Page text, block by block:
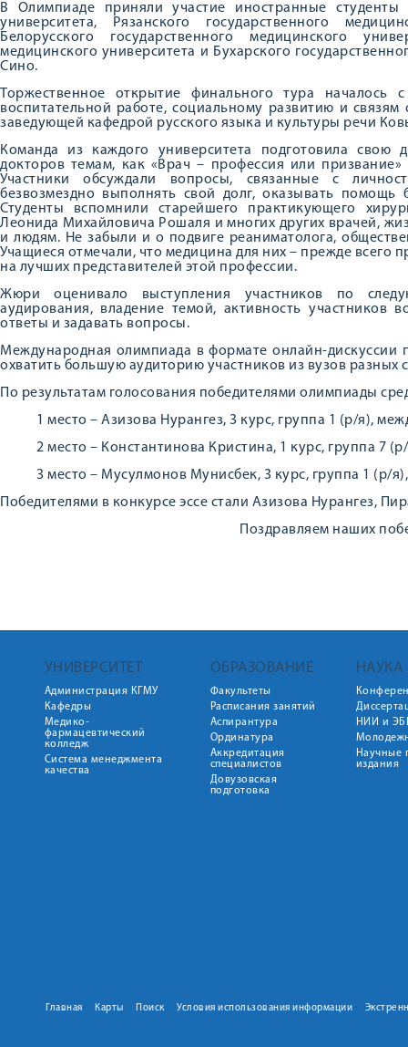
В Олимпиаде приняли участие иностранные студенты
университета, Рязанского государственного
Белорусского государственного медицинского
медицинского университета и Бухарского
Сино.
Торжественное открытие финального тура началось
воспитательной работе, социальному развитию и
заведующей кафедрой русского языка и культуры речи
Команда из каждого университета подготовила
докторов темам, как «Врач – профессия или
Участники обсуждали вопросы, связанные с
безвозмездно выполнять свой долг, оказывать
Студенты вспомнили старейшего практикующего
Леонида Михайловича Рошаля и многих других врачей,
и людям. Не забыли и о подвиге реаниматолога,
Учащиеся отмечали, что медицина для них – прежде всего
на лучших представителей этой профессии.
Жюри оценивало выступления участников по
аудирования, владение темой, активность участников
ответы и задавать вопросы.
Международная олимпиада в формате онлайн-дискуссии
охватить большую аудиторию участников из вузов
По результатам голосования победителями олимпиады
1 место – Азизова Нурангез, 3 курс, группа 1 (р/я),
2 место – Константинова Кристина, 1 курс, группа 7
3 место – Мусулмонов Мунисбек, 3 курс, группа 1 (р/
Победителями в конкурсе эссе стали Азизова Нурангез,
Поздравляем наших
УНИВЕРСИТЕТ
Администрация КГМУ
Кафедры
Медико-
фармацевтический
колледж
Система менеджмента
качества
ОБРАЗОВАНИЕ
Факультеты
Расписания занятий
Аспирантура
Ординатура
Аккредитация
специалистов
Довузовская
подготовка
НАУКА
НИИ и
Научные
издания
Главная Карты Поиск Условия использования информации